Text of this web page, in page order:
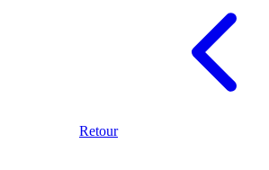
Retour